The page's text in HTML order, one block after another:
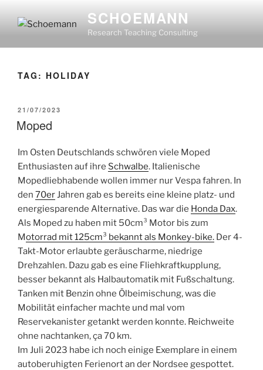
SCHOEMANN
Research Teaching Consulting
TAG: HOLIDAY
POSTED
ON
21/07/2023
Moped
Im Osten Deutschlands schwören viele Moped
Enthusiasten auf ihre Schwalbe. Italienische
Mopedliebhabende wollen immer nur Vespa fahren. In
den 70erJahren gab es bereits eine kleine platz- und
energiesparende Alternative. Das war die Honda Dax.
Als Moped zu haben mit 50cm³ Motor bis zum
Motorrad mit 125cm³ bekanntals Monkey-bike. Der 4-
Takt-Motor erlaubte geräuscharme, niedrige
Drehzahlen. Dazu gab es eine Fliehkraftkupplung,
besser bekannt als Halbautomatik mit Fußschaltung.
Tanken mit Benzin ohne Ölbeimischung, was die
Mobilität einfacher machte und mal vom
Reservekanister getankt werden konnte. Reichweite
ohne nachtanken, ça 70 km.
Im Juli 2023 habe ich noch einige Exemplare in einem
autoberuhigten Ferienort an der Nordsee gespottet.